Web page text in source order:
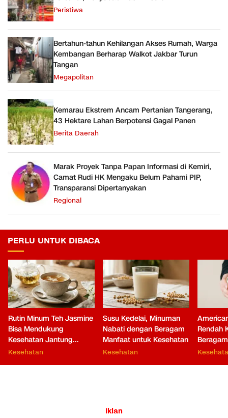
Peristiwa
Bertahun-tahun Kehilangan Akses Rumah, Warga
Kembangan Berharap Walkot Jakbar Turun
Tangan
Megapolitan
Kemarau Ekstrem Ancam Pertanian Tangerang,
43 Hektare Lahan Berpotensi Gagal Panen
Berita Daerah
Marak Proyek Tanpa Papan Informasi di Kemiri,
Camat Rudi HK Mengaku Belum Pahami PIP,
Transparansi Dipertanyakan
Regional
PERLU UNTUK DIBACA
Rutin Minum Teh Jasmine
Bisa Mendukung
Kesehatan Jantung
hingga Fungsi Otak
Kesehatan
Susu Kedelai, Minuman
Nabati dengan Beragam
Manfaat untuk Kesehatan
Kesehatan
Rendah
Tubuh
Iklan